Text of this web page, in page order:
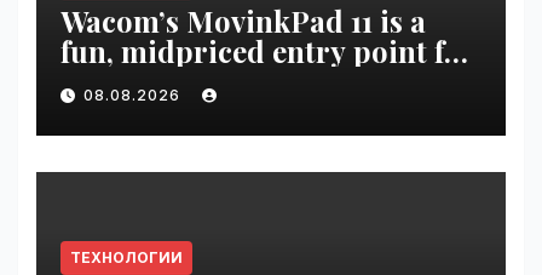
Wacom’s MovinkPad 11 is a
fun, midpriced entry point for
digital artists | VseTime.ru
08.08.2026
ТЕХНОЛОГИИ